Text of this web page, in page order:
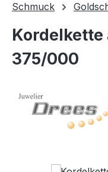
Schmuck
Kordelkette
375/000